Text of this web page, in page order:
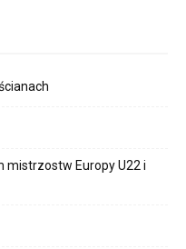
mistrzostw Europy U22 i